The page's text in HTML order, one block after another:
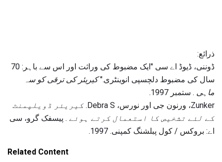
ذرائع:
ڈوننی، ڈیوڈ اے سی "ایک مضبوط کی وراثت اور اس سے باہر: 70
سال کی مضبوط دلچسپی انوینٹری."کیریئر کی ترقی کو سہ
ماہی . ستمبر 1997.
Zunker، ورنون جی اور نورس، Debra S.
کیریئر ڈویلپمنٹ
کے لئے تشخیص کا استعمال کرتے ہوئے . پیسفک گرو، سی
اے: بروکس / کول پبلشنگ کمپنی. 1997.
Related Content